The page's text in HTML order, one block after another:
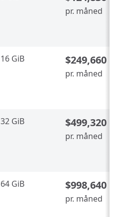
pr. måned
16 GiB $249,660
pr. måned
32 GiB $499,320
pr. måned
64 GiB $998,640
pr. måned